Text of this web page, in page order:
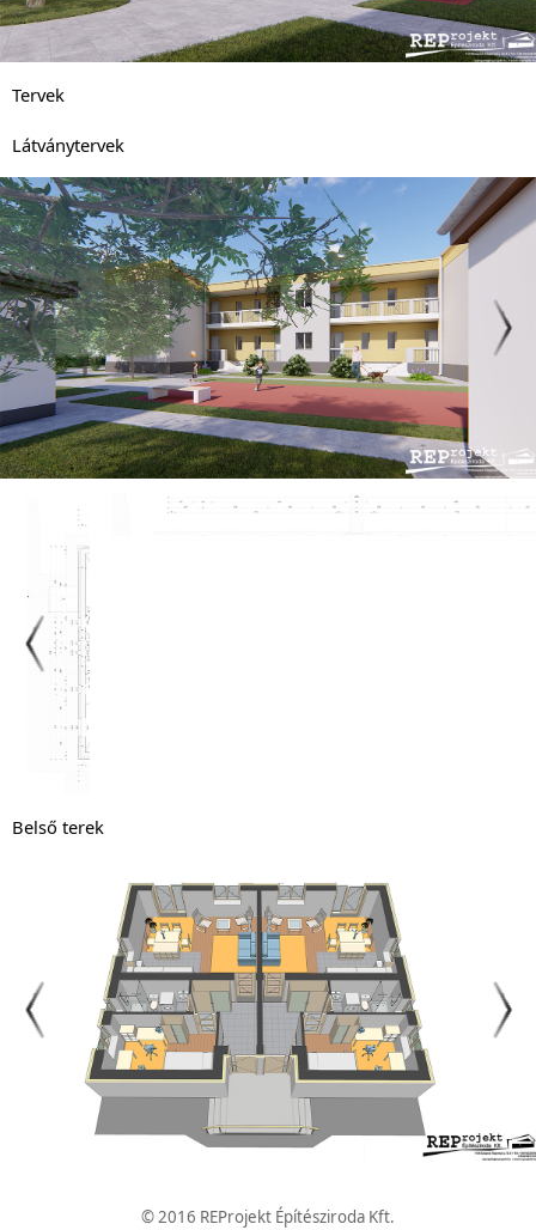
Tervek
Látványtervek
Belső terek
© 2016 REProjekt Építésziroda Kft.